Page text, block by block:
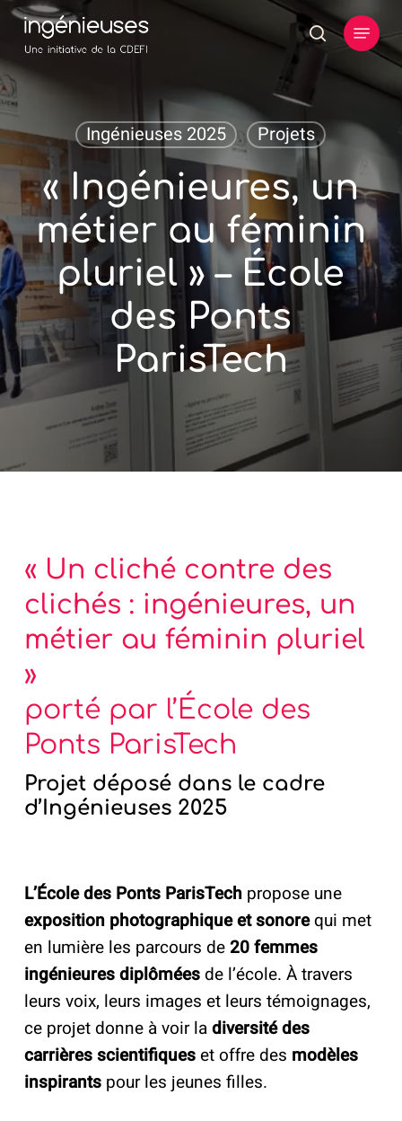
Skip
main
content
search
Menu
Ingénieuses 2025 Projets
« Ingénieures, un
métier au féminin
pluriel » – École
des Ponts
ParisTech
« Un cliché contre des
clichés : ingénieures, un
métier au féminin pluriel
»
porté par l’École des
Ponts ParisTech
Projet déposé dans le cadre
d’Ingénieuses 2025
L’École des Ponts ParisTechpropose une
exposition photographique et sonorequi met
en lumière les parcours de20 femmes
ingénieures diplôméesde l’école. À travers
leurs voix, leurs images et leurs témoignages,
ce projet donne à voir ladiversité des
carrières scientifiqueset offre des modèles
inspirantspour les jeunes filles.